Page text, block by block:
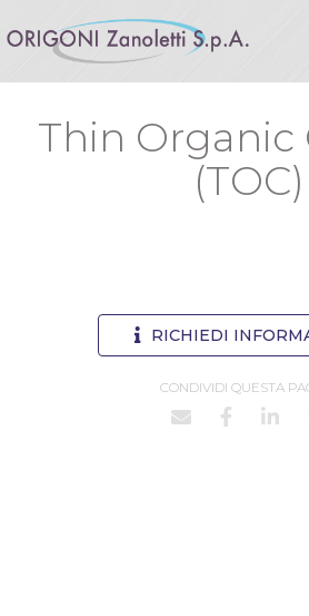
Thin Organic
(TOC)
RICHIEDI
CONDIVIDI QUESTA